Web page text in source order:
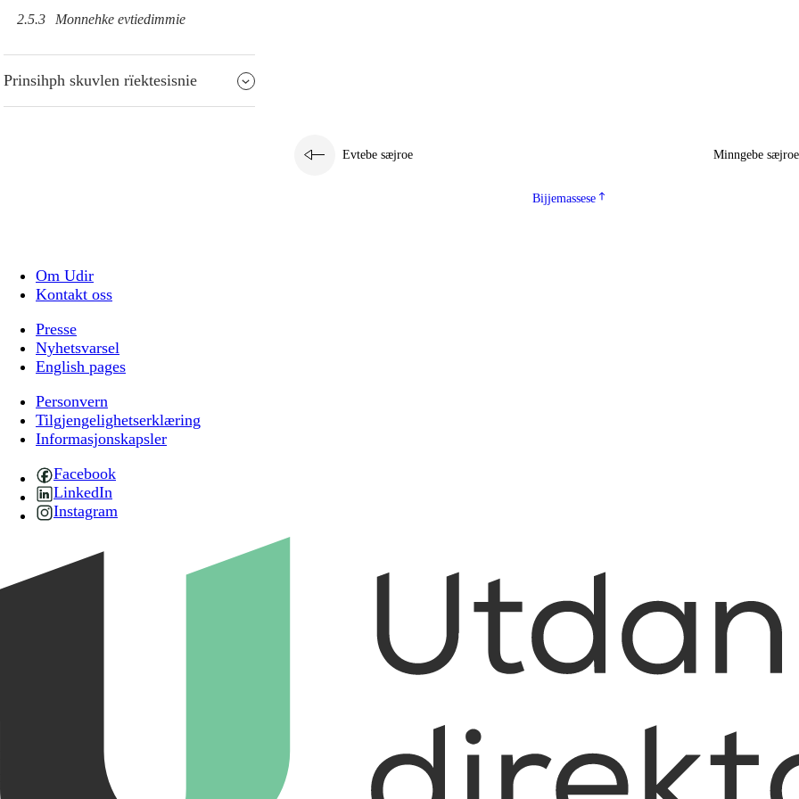
2.5.3 Monnehke evtiedimmie
Prinsihph skuvlen rïektesisnie
Evtebe sæjroe Minngebe sæjroe
Bijjemassese
Om Udir
Kontakt oss
Presse
Nyhetsvarsel
English pages
Personvern
Tilgjengelighetserklæring
Informasjonskapsler
Facebook
LinkedIn
Instagram